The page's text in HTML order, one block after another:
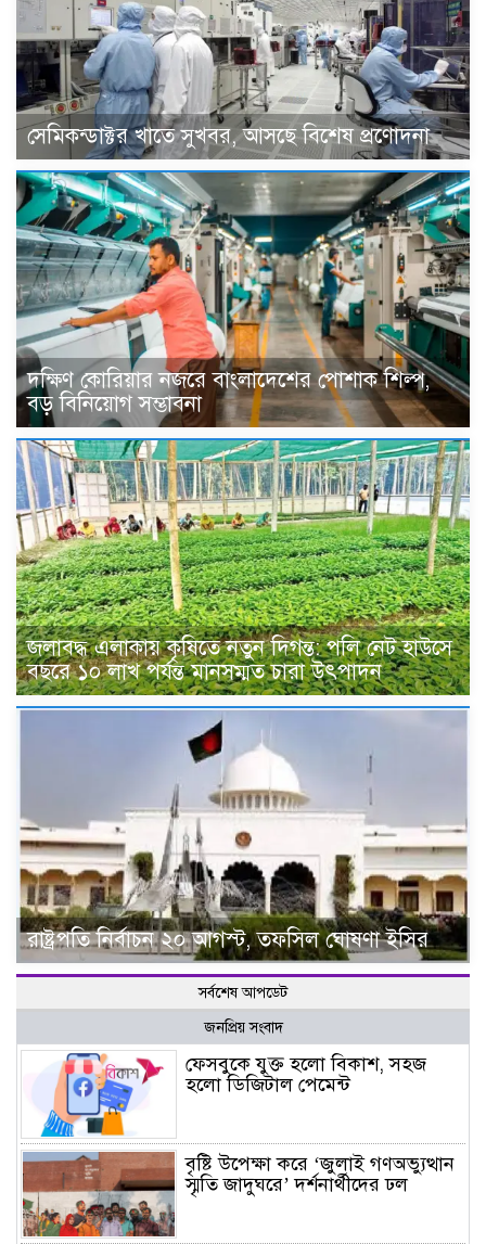
সেমিকন্ডাক্টর খাতে সুখবর, আসছে বিশেষ প্রণোদনা
দক্ষিণ কোরিয়ার নজরে বাংলাদেশের পোশাক শিল্প,
বড় বিনিয়োগ সম্ভাবনা
জলাবদ্ধ এলাকায় কৃষিতে নতুন দিগন্ত: পলি নেট হাউসে
বছরে ১০ লাখ পর্যন্ত মানসম্মত চারা উৎপাদন
রাষ্ট্রপতি নির্বাচন ২০ আগস্ট, তফসিল ঘোষণা ইসির
সর্বশেষ আপডেট
জনপ্রিয় সংবাদ
ফেসবুকে যুক্ত হলো বিকাশ, সহজ
হলো ডিজিটাল পেমেন্ট
বৃষ্টি উপেক্ষা করে ‘জুলাই গণঅভ্যুত্থান
স্মৃতি জাদুঘরে’ দর্শনার্থীদের ঢল